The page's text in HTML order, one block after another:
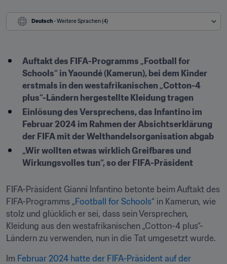
Deutsch - Weitere Sprachen (4)
Auftakt des FIFA-Programms „Football for
Schools“ in Yaoundé (Kamerun), bei dem Kinder
erstmals in den westafrikanischen „Cotton-4
plus“-Ländern hergestellte Kleidung tragen
Einlösung des Versprechens, das Infantino im
Februar 2024 im Rahmen der Absichtserklärung
der FIFA mit der Welthandelsorganisation abgab
„Wir wollten etwas wirklich Greifbares und
Wirkungsvolles tun“, so der FIFA-Präsident
FIFA-Präsident Gianni Infantino betonte beim Auftakt des
FIFA-Programms „ Football for Schools“ in Kamerun, wie
stolz und glücklich er sei, dass sein Versprechen,
Kleidung aus den westafrikanischen „Cotton-4 plus“-
Ländern zu verwenden, nun in die Tat umgesetzt wurde.
Im Februar 2024 hatte der FIFA-Präsident auf der